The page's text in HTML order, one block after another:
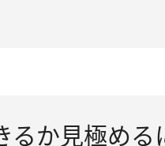
るか見極める